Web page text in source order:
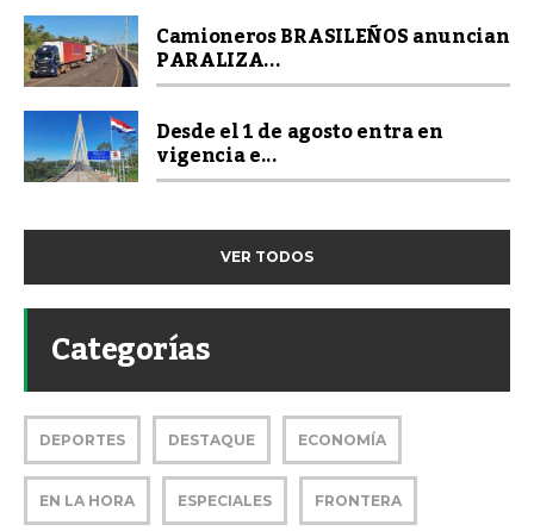
Camioneros BRASILEÑOS anuncian
PARALIZA...
Desde el 1 de agosto entra en
vigencia e...
VER TODOS
Categorías
DEPORTES DESTAQUE ECONOMÍA
EN LA HORA ESPECIALES FRONTERA